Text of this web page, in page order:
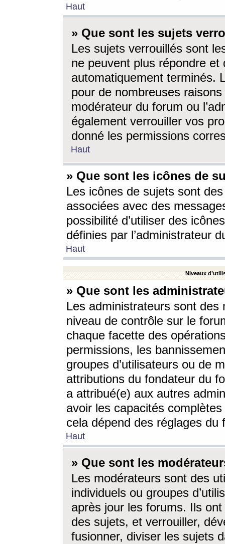
Haut
» Que sont les sujets
Les sujets verrouillés sont
ne peuvent plus répondre
automatiquement terminés.
pour de nombreuses
modérateur du forum ou
également verrouiller vos
donné les permissions
Haut
» Que sont les icônes de
Les icônes de sujets sont
associées avec des
possibilité d’utiliser des
définies par l’administrateur
Haut
Niveaux
» Que sont les
Les administrateurs sont
niveau de contrôle sur le
chaque facette des
permissions, les
groupes d’utilisateurs ou de
attributions du fondateur du
a attribué(e) aux autres
avoir les capacités
cela dépend des réglages du
Haut
» Que sont les
Les modérateurs sont des
individuels ou groupes
après jour les forums. Ils ont
des sujets, et verrouiller,
fusionner, diviser les sujets